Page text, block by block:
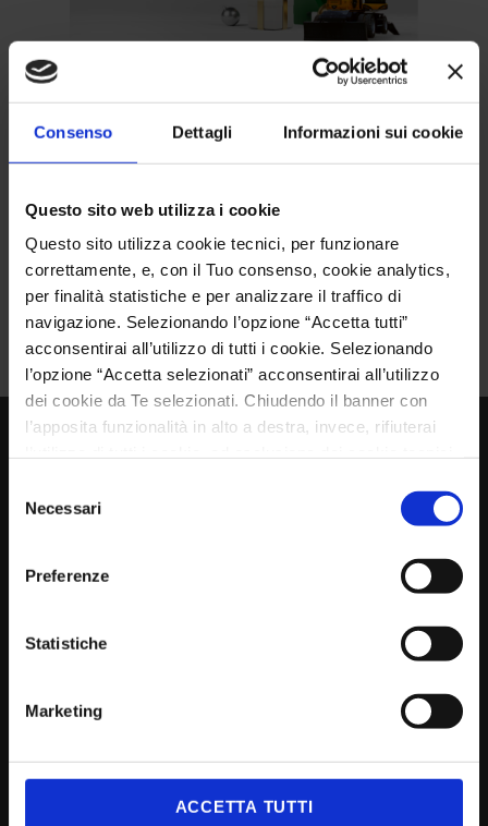
Consenso Dettagli Informazioni sui cookie
Questo sito web utilizza i cookie
Questo sito utilizza cookie tecnici, per funzionare
correttamente, e, con il Tuo consenso, cookie analytics,
per finalità statistiche e per analizzare il traffico di
navigazione. Selezionando l’opzione “Accetta tutti”
acconsentirai all’utilizzo di tutti i cookie. Selezionando
l’opzione “Accetta selezionati” acconsentirai all’utilizzo
dei cookie da Te selezionati. Chiudendo il banner con
l’apposita funzionalità in alto a destra, invece, rifiuterai
modificare le Tue scelte, consulta la nostra
Cookie
delNecessari
Preferenze
Statistiche
Marketing
ACCETTA TUTTI
¡Te esperamos para empezar un nuevo año
juntos! Aprovechamos para recordarte que la
hasta el 1 de enero (días de referencia incluidos).
Share:
EMPRESA
Fabricación de manipuladores hidraulicos
CONTACTOS